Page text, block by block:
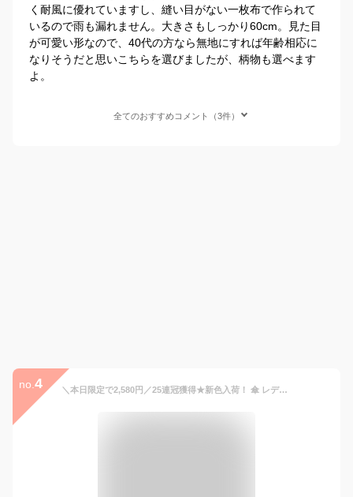
く耐風に優れていますし、縫い目がない一枚布で作られて
いるので雨も漏れません。大きさもしっかり60cm。見た目
が可愛い形なので、40代の方なら無地にすれば年齢相応に
なりそうだと思いこちらを選びましたが、柄物も選べます
よ。
全てのおすすめコメント（3件）
no. 4 ＼本日限定で2,580円／25連冠獲得★新色入荷！ 傘 レディース 16本骨 日傘 雨傘 長傘 大きめ 軽量 かわいい 完全遮光100% uvカット 日焼け対策 ジャンプ傘 バンブーハンドル おしゃれ 晴雨兼用 超撥水 かさ カサ ワンタッチ 耐風梅雨 母の日ギフト